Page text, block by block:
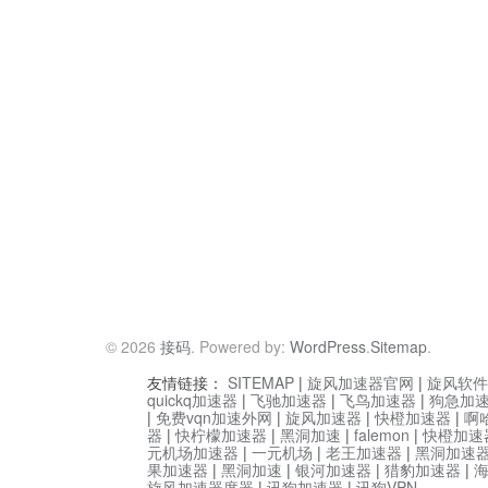
© 2026 接码. Powered by: WordPress.Sitemap.
友情链接： SITEMAP | 旋风加速器官网 | 旋风软
quickq加速器 | 飞驰加速器 | 飞鸟加速器 | 狗急加
| 免费vqn加速外网 | 旋风加速器 |快橙加速器 | 啊
器 |快柠檬加速器 | 黑洞加速 | falemon |快橙加速
元机场加速器 | 一元机场 | 老王加速器 | 黑洞加速
果加速器 | 黑洞加速 | 银河加速器 | 猎豹加速器 |